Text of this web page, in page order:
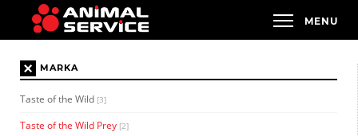
× MARKA
Taste of the Wild [3]
Taste of the Wild Prey [2]